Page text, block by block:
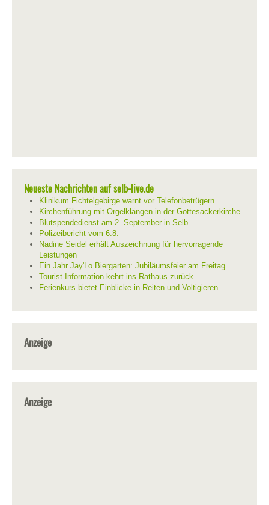
Neueste Nachrichten auf selb-live.de
Klinikum Fichtelgebirge warnt vor Telefonbetrügern
Kirchenführung mit Orgelklängen in der Gottesackerkirche
Blutspendedienst am 2. September in Selb
Polizeibericht vom 6.8.
Nadine Seidel erhält Auszeichnung für hervorragende
Leistungen
Ein Jahr Jay'Lo Biergarten: Jubiläumsfeier am Freitag
Tourist-Information kehrt ins Rathaus zurück
Ferienkurs bietet Einblicke in Reiten und Voltigieren
Anzeige
Anzeige